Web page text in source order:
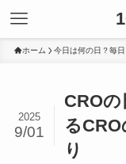
ホーム 今日は何の日？毎
CRO
る
り
2025
9/01